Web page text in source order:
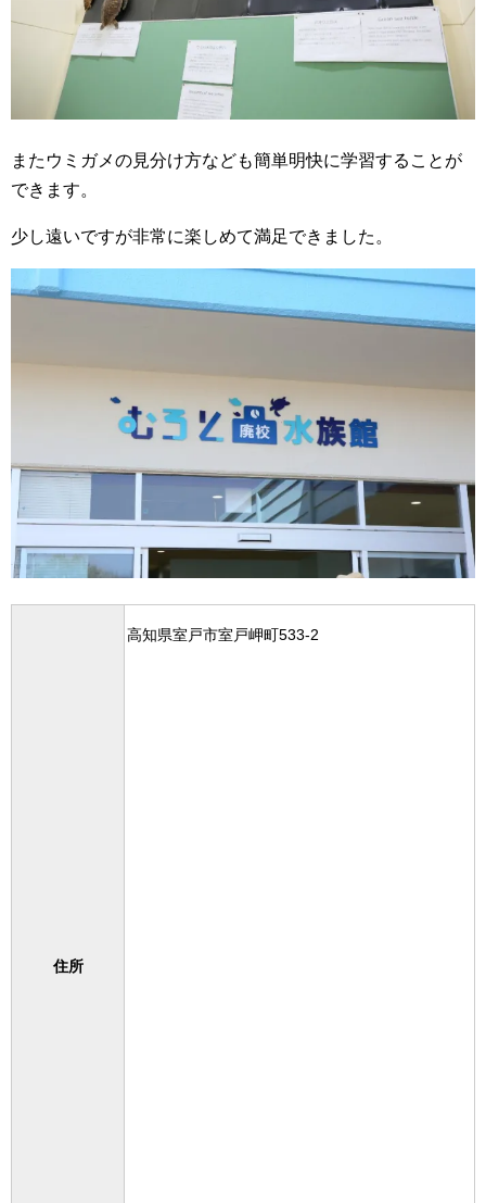
またウミガメの見分け方なども簡単明快に学習することが
できます。
少し遠いですが非常に楽しめて満足できました。
住所
高知県室戸市室戸岬町533-2